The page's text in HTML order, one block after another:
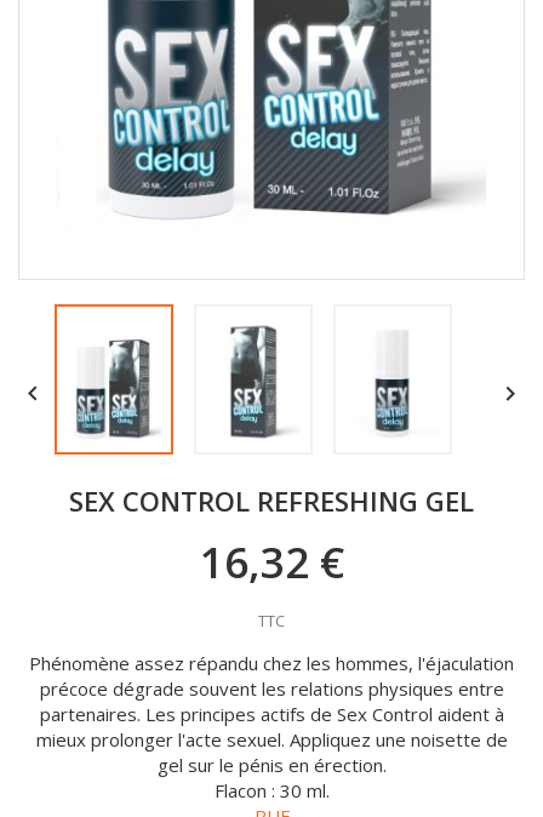
 
SEX CONTROL REFRESHING GEL
16,32 €
TTC
Phénomène assez répandu chez les hommes, l'éjaculation
précoce dégrade souvent les relations physiques entre
partenaires. Les principes actifs de Sex Control aident à
mieux prolonger l'acte sexuel. Appliquez une noisette de
gel sur le pénis en érection.
Flacon : 30 ml.